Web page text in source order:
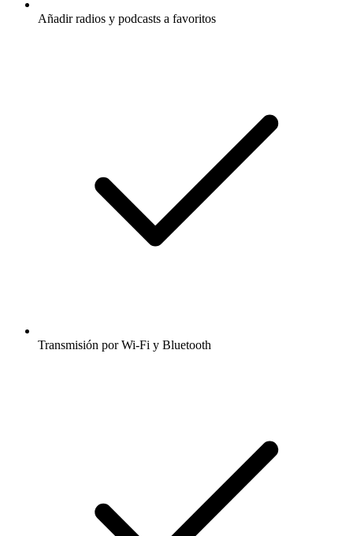
Añadir radios y podcasts a favoritos
Transmisión por Wi-Fi y Bluetooth